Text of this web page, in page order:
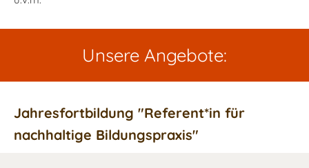
Unsere Angebote:
Jahresfortbildung "Referent*in für
nachhaltige Bildungspraxis"